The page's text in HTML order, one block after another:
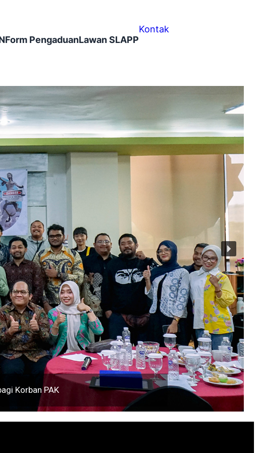
Form PengaduanLawan SLAPP
Kontak
Korban PAK